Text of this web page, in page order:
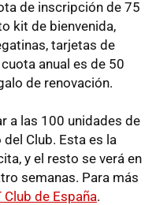
de inscripción de 75
kit de bienvenida,
tarjetas de
anual es de 50
de renovación.
a las 100 unidades de
Club. Esta es la
y el resto se verá en
semanas. Para más
Club de España.